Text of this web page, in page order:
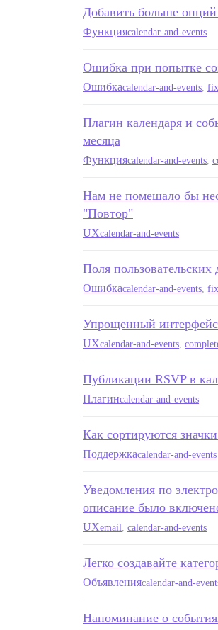
Добавить больше
Функцияcalendar-and-events
Ошибка при попытке
Ошибкаcalendar-and-events
Плагин календаря и
месяца
Функцияcalendar-and-events
Нам не помешало бы
"Повтор"
UXcalendar-and-events
Поля
Ошибкаcalendar-and-events
Упрощенный
UXcalendar-and-events
Публикации RSVP в
Плагинcalendar-and-events
Как сортируются
Поддержкаcalendar-and-events
Уведомления по
описание было
UXemail calendar-and-events
Легко создавайте
Объявленияcalendar-and-
Напоминание о